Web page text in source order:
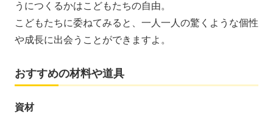
うにつくるかはこどもたちの自由。
こどもたちに委ねてみると、一人一人の驚くような個性
や成長に出会うことができますよ。
おすすめの材料や道具
資材